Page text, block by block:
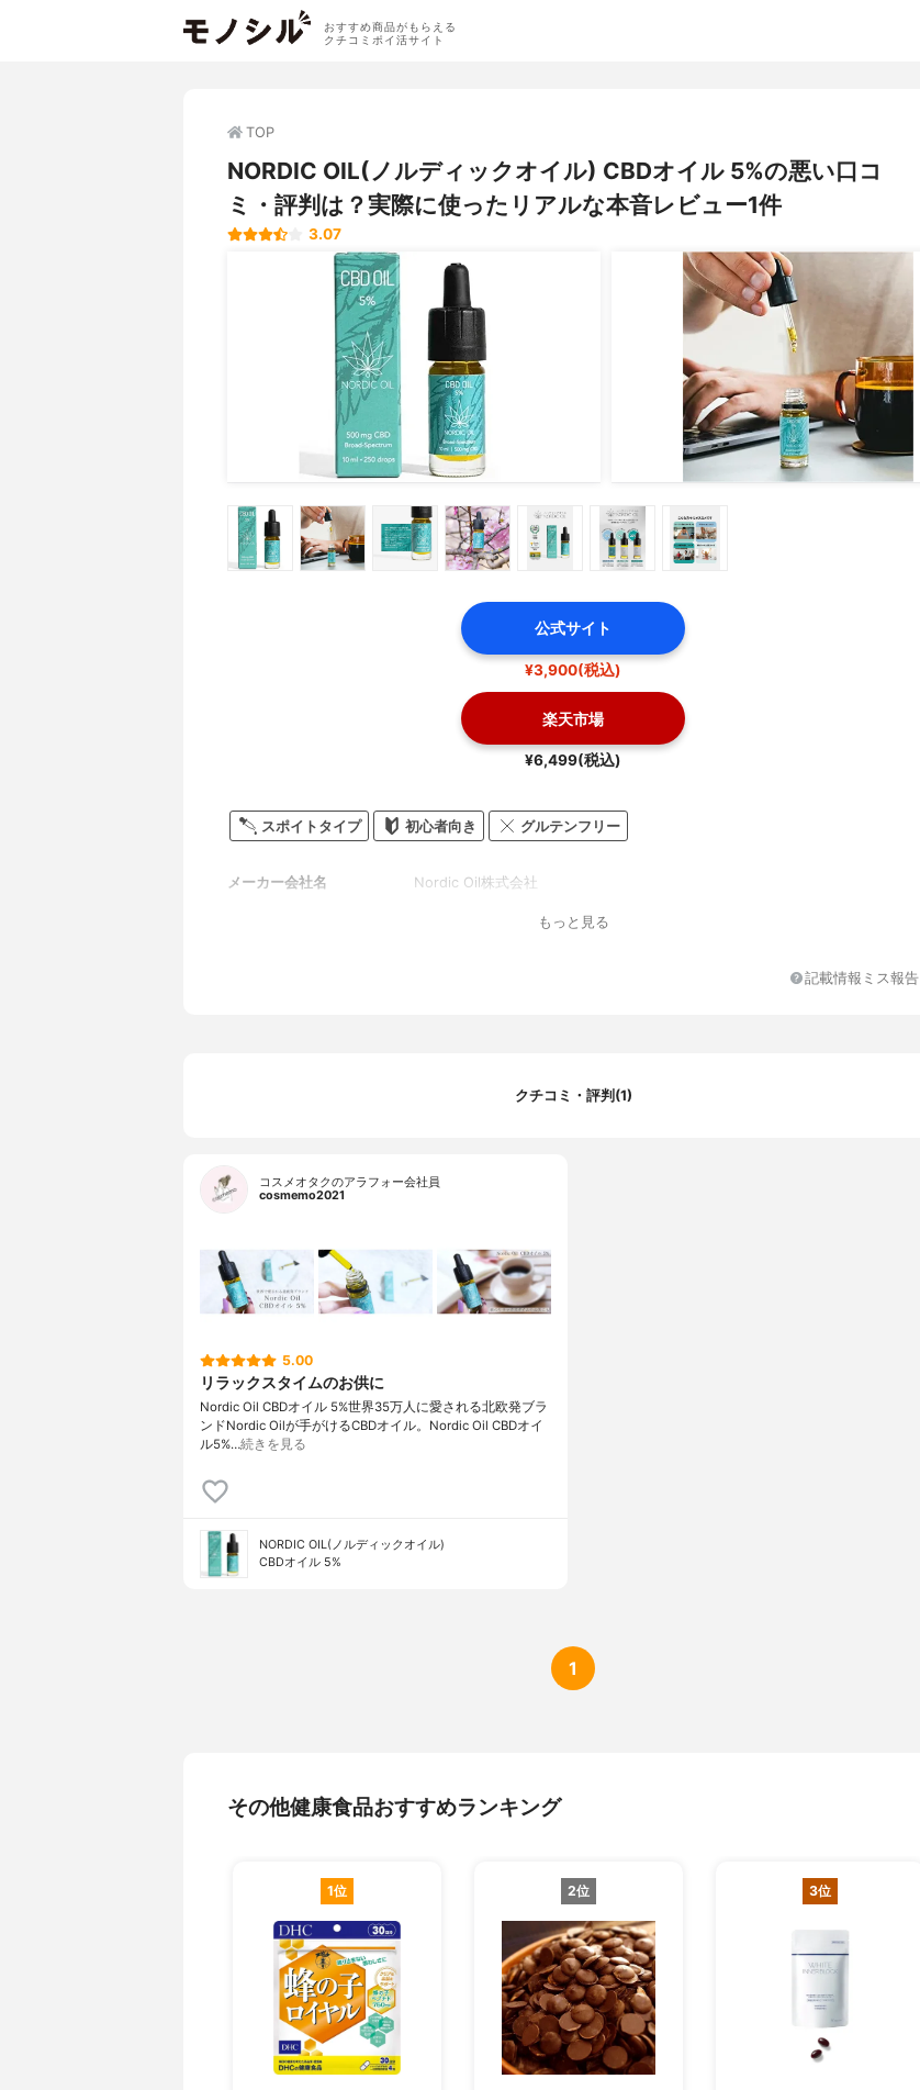
おすすめ商品がもらえる
クチコミポイ活サイト
TOP
NORDIC OIL(ノルディックオイル) CBDオイル 5%の悪い口コ
ミ・評判は？実際に使ったリアルな本音レビュー1件
3.07
公式サイト
¥3,900(税込)
楽天市場
¥6,499(税込)
スポイトタイプ 初心者向き グルテンフリー
メーカー会社名 Nordic Oil株式会社
もっと見る
記載情報ミス報告
クチコミ・評判(1)
コスメオタクのアラフォー会社員
cosmemo2021
5.00
リラックスタイムのお供に
Nordic Oil CBDオイル 5%世界35万人に愛される北欧発ブラ
ンドNordic Oilが手がけるCBDオイル。Nordic Oil CBDオイ
ル5%…続きを見る
NORDIC OIL(ノルディックオイル)
CBDオイル 5%
1
その他健康食品おすすめランキング
1位 2位 3位